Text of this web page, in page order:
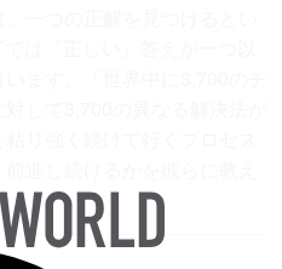
一つの正解を見つけるとい
は『正しい』答えが一つ以
ます。「世界中に3,700のチ
して3,700の異なる解決法が
り強く続けて行くプロセス
進し続けるかを彼らに教え